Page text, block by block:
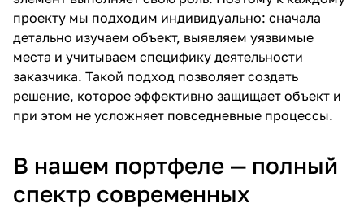
проекту мы подходим индивидуально: сначала
детально изучаем объект, выявляем уязвимые
места и учитываем специфику деятельности
заказчика. Такой подход позволяет создать
решение, которое эффективно защищает объект и
при этом не усложняет повседневные процессы.
В нашем портфеле — полный
спектр современных